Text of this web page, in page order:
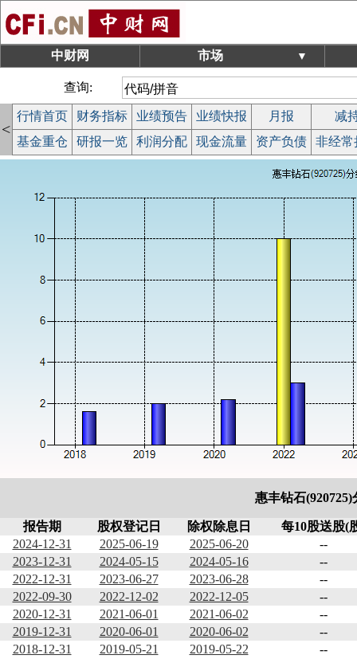
中财网 市场 ▼
查询:
<
行情首页 财务指标 业绩预告 业绩快报 月报
减
基金重仓
研报一览 利润分配 现金流量 资产负债 非经常
惠丰钻石(920725)
报告期 股权登记日 除权除息日
每10股送股(
2024-12-31
2025-06-19 2025-06-20
--
2023-12-31
2024-05-15 2024-05-16
--
2022-12-31
2023-06-27 2023-06-28
--
2022-09-30
2022-12-02 2022-12-05
--
2020-12-31
2021-06-01 2021-06-02
--
2019-12-31
2020-06-01 2020-06-02
--
2018-12-31
2019-05-21 2019-05-22 --